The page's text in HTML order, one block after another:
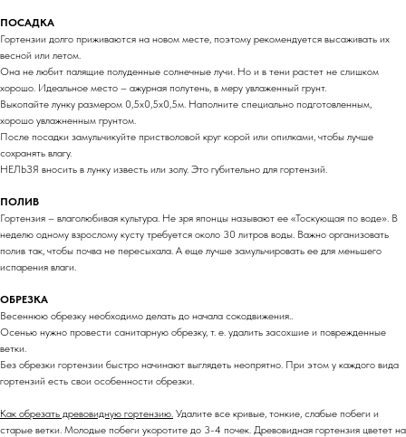
ПОСАДКА
Гортензии долго приживаются на новом месте, поэтому рекомендуется высаживать их
весной или летом.
Она не любит палящие полуденные солнечные лучи. Но и в тени растет не слишком
хорошо. Идеальное место – ажурная полутень, в меру увлаженный грунт.
Выкопайте лунку размером 0,5х0,5х0,5м. Наполните специально подготовленным,
хорошо увлажненным грунтом.
После посадки замульчикуйте пристволовой круг корой или опилками, чтобы лучше
сохранять влагу.
НЕЛЬЗЯ вносить в лунку известь или золу. Это губительно для гортензий.
ПОЛИВ
Гортензия – влаголюбивая культура. Не зря японцы называют ее «Тоскующая по воде». В
неделю одному взрослому кусту требуется около 30 литров воды. Важно организовать
полив так, чтобы почва не пересыхала. А еще лучше замульчировать ее для меньшего
испарения влаги.
ОБРЕЗКА
Весеннюю обрезку необходимо делать до начала сокодвижения..
Осенью нужно провести санитарную обрезку, т. е. удалить засохшие и поврежденные
ветки.
Без обрезки гортензии быстро начинают выглядеть неопрятно. При этом у каждого вида
гортензий есть свои особенности обрезки.
Как обрезать древовидную гортензию. Удалите все кривые, тонкие, слабые побеги и
старые ветки. Молодые побеги укоротите до 3-4 почек. Древовидная гортензия цветет на